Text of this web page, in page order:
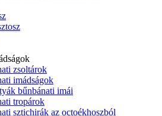
zsoltárok
imádságok
bűnbánati imái
tropárok
sztichirák az octoékhoszból